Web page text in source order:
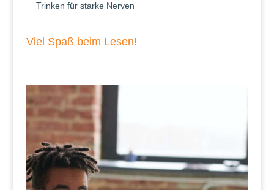
Trinken für starke Nerven
Viel Spaß beim Lesen!